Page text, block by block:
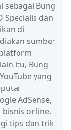
sebagai Bung
Specialis dan
di
sumber
itu, Bung
yang
AdSense,
bisnis online.
tips dan trik